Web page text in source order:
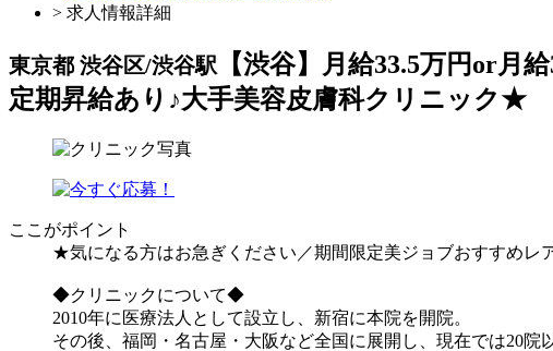
> 求人情報詳細
東京都 渋谷区/渋谷駅
【渋谷】月給33.5万円or
定期昇給あり♪大手美容皮膚科クリニック★
ここがポイント
★気になる方はお急ぎください／期間限定美ジョブおすすめレ
◆クリニックについて◆
2010年に医療法人として設立し、新宿に本院を開院。
その後、福岡・名古屋・大阪など全国に展開し、現在では20